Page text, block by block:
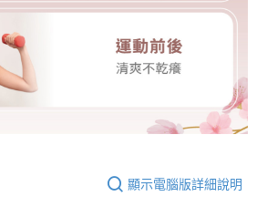
顯示電腦版詳細說明